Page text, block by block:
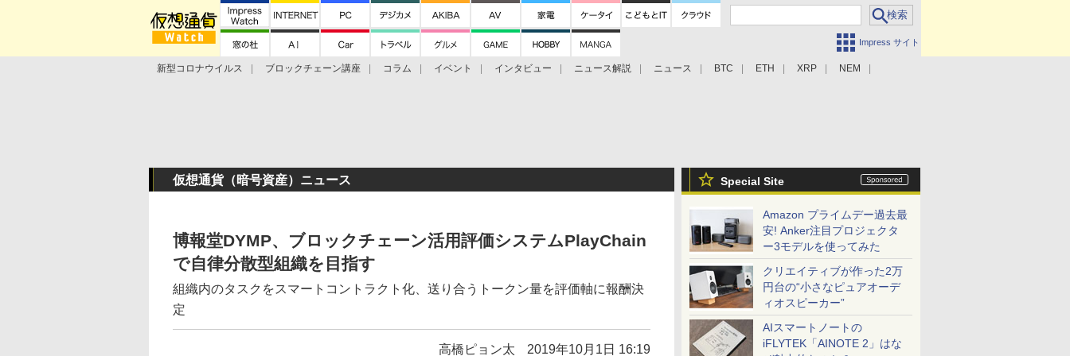
Impress サイト
新型コロナウイルス ブロックチェーン講座 コラム イベント インタビュー ニュース解説 ニュース BTC ETH XRP
NEM
Special Site
Amazon プライムデー過去最
安! Anker注目プロジェクタ
ー3モデルを使ってみた
クリエイティブが作った2万
円台の“小さなピュアオーデ
ィオスピーカー”
AIスマートノートの
iFLYTEK「AINOTE 2」はな
仮想通貨（暗号資産）ニュース
博報堂DYMP、ブロックチェーン活用評価システムPlayChain
で自律分散型組織を目指す
組織内のタスクをスマートコントラクト化、送り合うトークン量を評価軸に報酬決
定
高橋ピョン太 2019年10月1日 16:19